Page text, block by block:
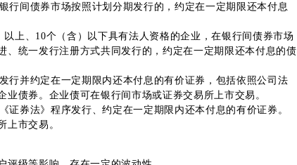
间债券市场按照计划分期发行的，约定在一定期限还本付息
、10个（含）以下具有法人资格的企业，在银行间债券市场
、统一发行注册方式共同发行的，约定在一定期限还本付息的债
并约定在一定期限内还本付息的有价证券，包括依照公司法
债券。企业债可在银行间市场或证券交易所上市交易。
券法》程序发行、约定在一定期限内还本付息的有价证券。
上市交易。